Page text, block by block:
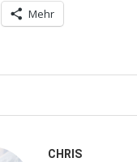
Mehr
CHRIS